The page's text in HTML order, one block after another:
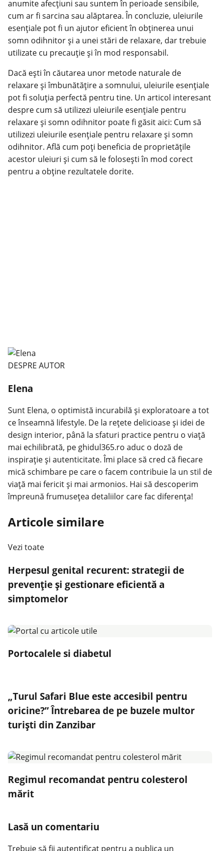
anumite afecțiuni sau suntem în perioade sensibile,
cum ar fi sarcina sau alăptarea. În concluzie, uleiurile
esențiale pot fi un ajutor eficient în obținerea unui
somn odihnitor și a unei stări de relaxare, dar trebuie
utilizate cu precauție și în mod responsabil.
Dacă ești în căutarea unor metode naturale de
relaxare și îmbunătățire a somnului, uleiurile esențiale
pot fi soluția perfectă pentru tine. Un articol interesant
despre cum să utilizezi uleiurile esențiale pentru
relaxare și somn odihnitor poate fi găsit aici: Cum să
utilizezi uleiurile esențiale pentru relaxare și somn
odihnitor. Află cum poți beneficia de proprietățile
acestor uleiuri și cum să le folosești în mod corect
pentru a obține rezultatele dorite.
DESPRE AUTOR
Elena
Sunt Elena, o optimistă incurabilă și exploratoare a tot
ce înseamnă lifestyle. De la rețete delicioase și idei de
design interior, până la sfaturi practice pentru o viață
mai echilibrată, pe ghidul365.ro aduc o doză de
inspirație și autenticitate. Îmi place să cred că fiecare
mică schimbare pe care o facem contribuie la un stil de
viață mai fericit și mai armonios. Hai să descoperim
împreună frumusețea detaliilor care fac diferența!
Articole similare
Vezi toate
Herpesul genital recurent: strategii de
prevenție și gestionare eficientă a
simptomelor
Portocalele si diabetul
„Turul Safari Blue este accesibil pentru
oricine?” Întrebarea de pe buzele multor
turiști din Zanzibar
Regimul recomandat pentru colesterol
mărit
Lasă un comentariu
Trebuie să fii autentificat pentru a publica un